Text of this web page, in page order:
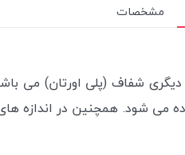
مشخصات
شفاف (پلی اورتان) می
می شود. همچنین در اندازه